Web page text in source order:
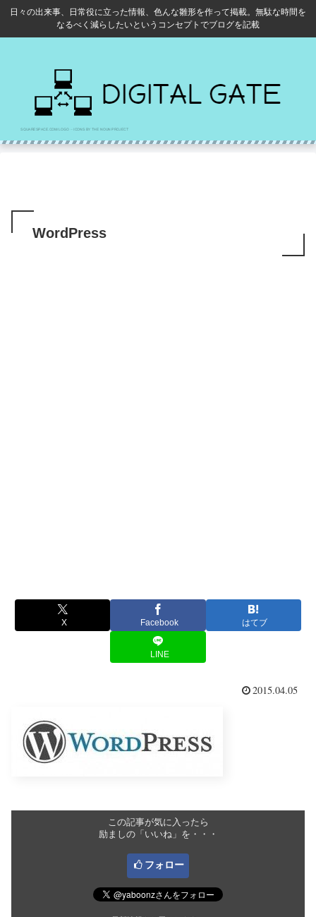
日々の出来事、日常役に立った情報、色んな雛形を作って掲載。無駄な時間を
なるべく減らしたいというコンセプトでブログを記載
WordPress
X Facebook はてブ
LINE
2015.04.05
この記事が気に入ったら
励ましの「いいね」を・・・
フォロー